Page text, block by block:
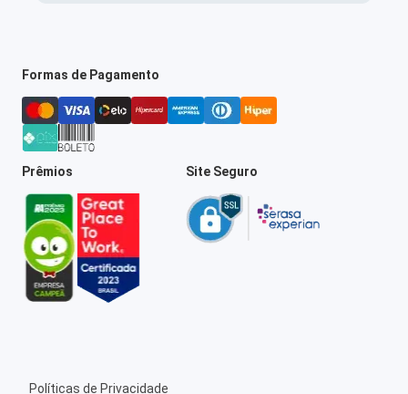
Formas de Pagamento
Prêmios Site Seguro
Políticas de Privacidade